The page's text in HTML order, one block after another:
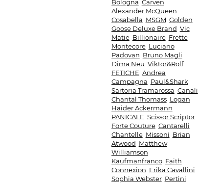
Bologna Carven
Alexander McQueen
Cosabella MSGM Golden
Goose Deluxe Brand Vic
Matie Billionaire Frette
Montecore Luciano
Padovan Bruno Magli
Dima Neu Viktor&Rolf
FETICHE Andrea
Campagna Paul&Shark
Sartoria Tramarossa Canali
Chantal Thomass Logan
Haider Ackermann
PANICALE Scissor Scriptor
Forte Couture Cantarelli
Chantelle Missoni Brian
Atwood Matthew
Williamson
Kaufmanfranco Faith
Connexion Erika Cavallini
Sophia Webster Pertini